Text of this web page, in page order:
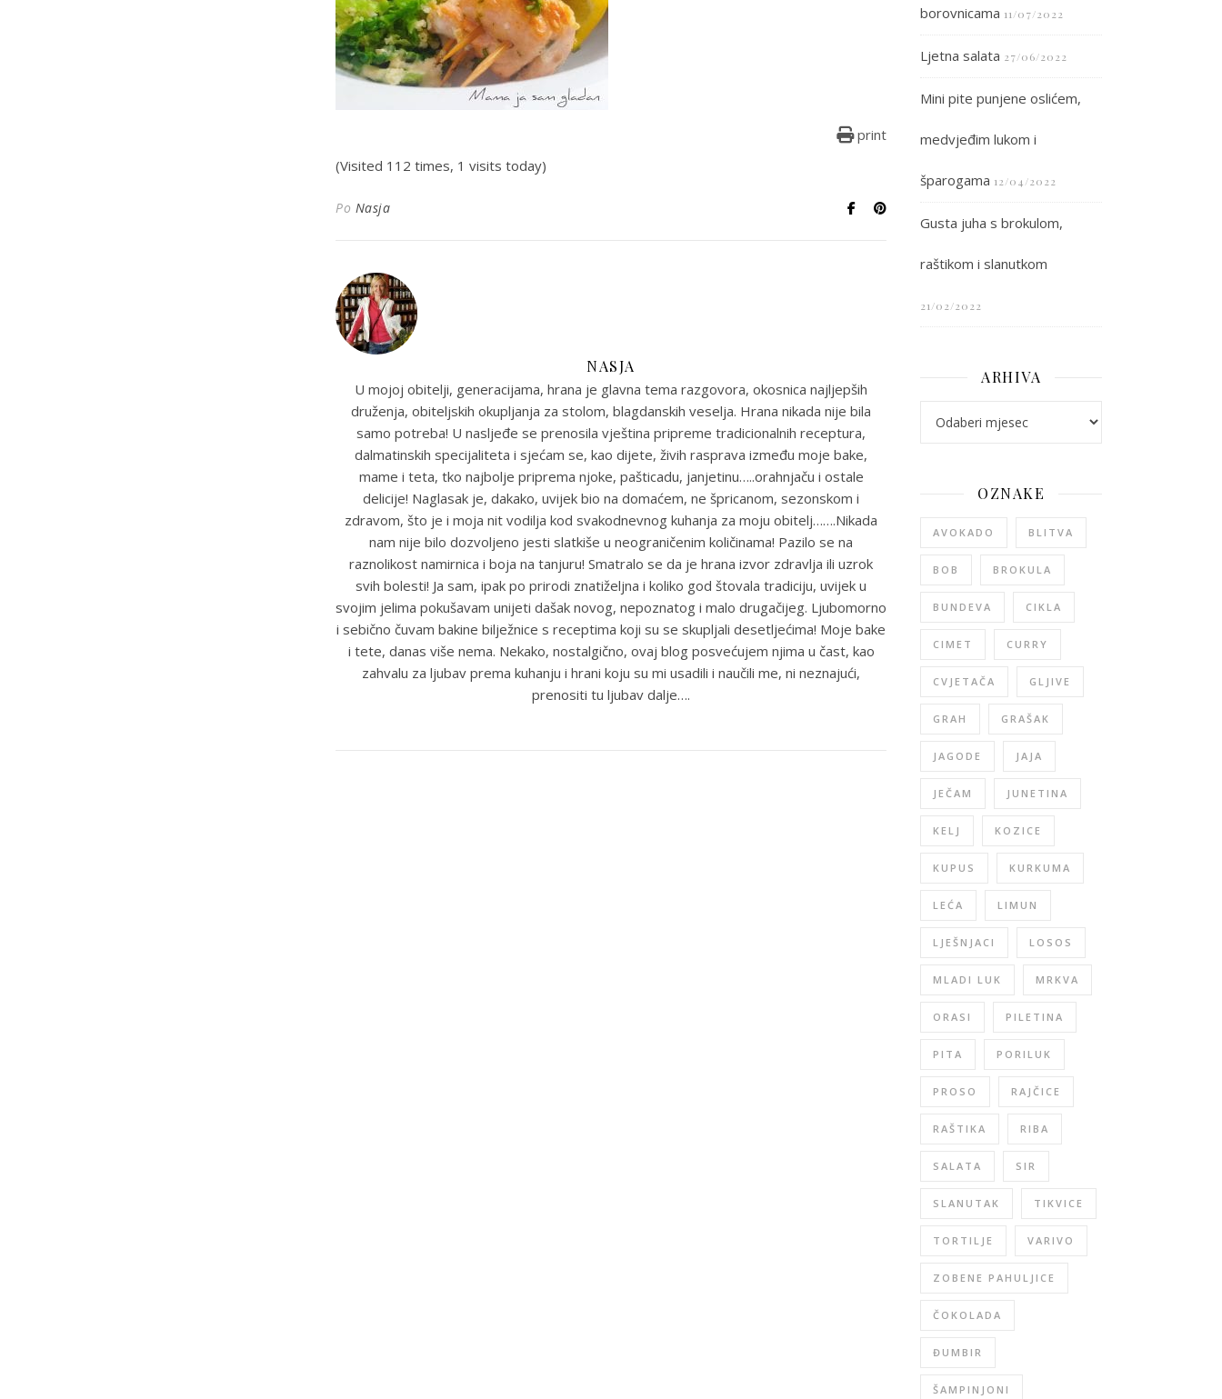
print
(Visited 112 times, 1 visits today)
Po Nasja
NASJA
U mojoj obitelji, generacijama, hrana je glavna tema razgovora, okosnica najljepših
druženja, obiteljskih okupljanja za stolom, blagdanskih veselja. Hrana nikada nije bila
samo potreba! U nasljeđe se prenosila vještina pripreme tradicionalnih receptura,
dalmatinskih specijaliteta i sjećam se, kao dijete, živih rasprava između moje bake,
mame i teta, tko najbolje priprema njoke, pašticadu, janjetinu…..orahnjaču i ostale
delicije! Naglasak je, dakako, uvijek bio na domaćem, ne špricanom, sezonskom i
zdravom, što je i moja nit vodilja kod svakodnevnog kuhanja za moju obitelj…….Nikada
nam nije bilo dozvoljeno jesti slatkiše u neograničenim količinama! Pazilo se na
raznolikost namirnica i boja na tanjuru! Smatralo se da je hrana izvor zdravlja ili uzrok
svih bolesti! Ja sam, ipak po prirodi znatiželjna i koliko god štovala tradiciju, uvijek u
svojim jelima pokušavam unijeti dašak novog, nepoznatog i malo drugačijeg. Ljubomorno
i sebično čuvam bakine bilježnice s receptima koji su se skupljali desetljećima! Moje bake
i tete, danas više nema. Nekako, nostalgično, ovaj blog posvećujem njima u čast, kao
zahvalu za ljubav prema kuhanju i hrani koju su mi usadili i naučili me, ni neznajući,
prenositi tu ljubav dalje….
borovnicama 11/07/2022
Ljetna salata 27/06/2022
Mini pite punjene oslićem,
medvjeđim lukom i
šparogama 12/04/2022
Gusta juha s brokulom,
raštikom i slanutkom
21/02/2022
ARHIVA
OZNAKE
AVOKADO BLITVA
BOB BROKULA
BUNDEVA CIKLA
CIMET CURRY
CVJETAČA GLJIVE
GRAH GRAŠAK
JAGODE JAJA
JEČAM JUNETINA
KELJ KOZICE
KUPUS KURKUMA
LEĆA LIMUN
LJEŠNJACI LOSOS
MLADI LUK MRKVA
ORASI PILETINA
PITA PORILUK
PROSO RAJČICE
RAŠTIKA RIBA
SALATA SIR
SLANUTAK TIKVICE
TORTILJE VARIVO
ZOBENE PAHULJICE
ČOKOLADA
ĐUMBIR
ŠAMPINJONI